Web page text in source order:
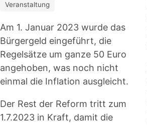
Veranstaltung
Am 1. Januar 2023 wurde das
Bürgergeld eingeführt, die
Regelsätze um ganze 50 Euro
angehoben, was noch nicht
einmal die Inflation ausgleicht.
Der Rest der Reform tritt zum
1.7.2023 in Kraft, damit die